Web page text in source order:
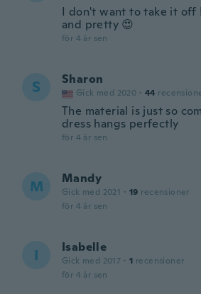
I don't want to take it off
and pretty 😍
för 4 år sen
S Sharon
Gick med 2020 · 44
The material is just so
dress hangs perfectly
för 4 år sen
M Mandy
Gick med 2021 · 19 recensioner
för 4 år sen
I Isabelle
Gick med 2017 · 1 recensioner
för 4 år sen